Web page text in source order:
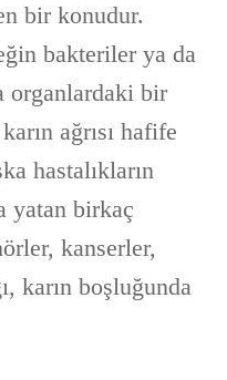
bir konudur.
bakteriler ya da
organlardaki bir
ağrısı hafife
hastalıkların
yatan birkaç
kanserler,
karın boşluğunda